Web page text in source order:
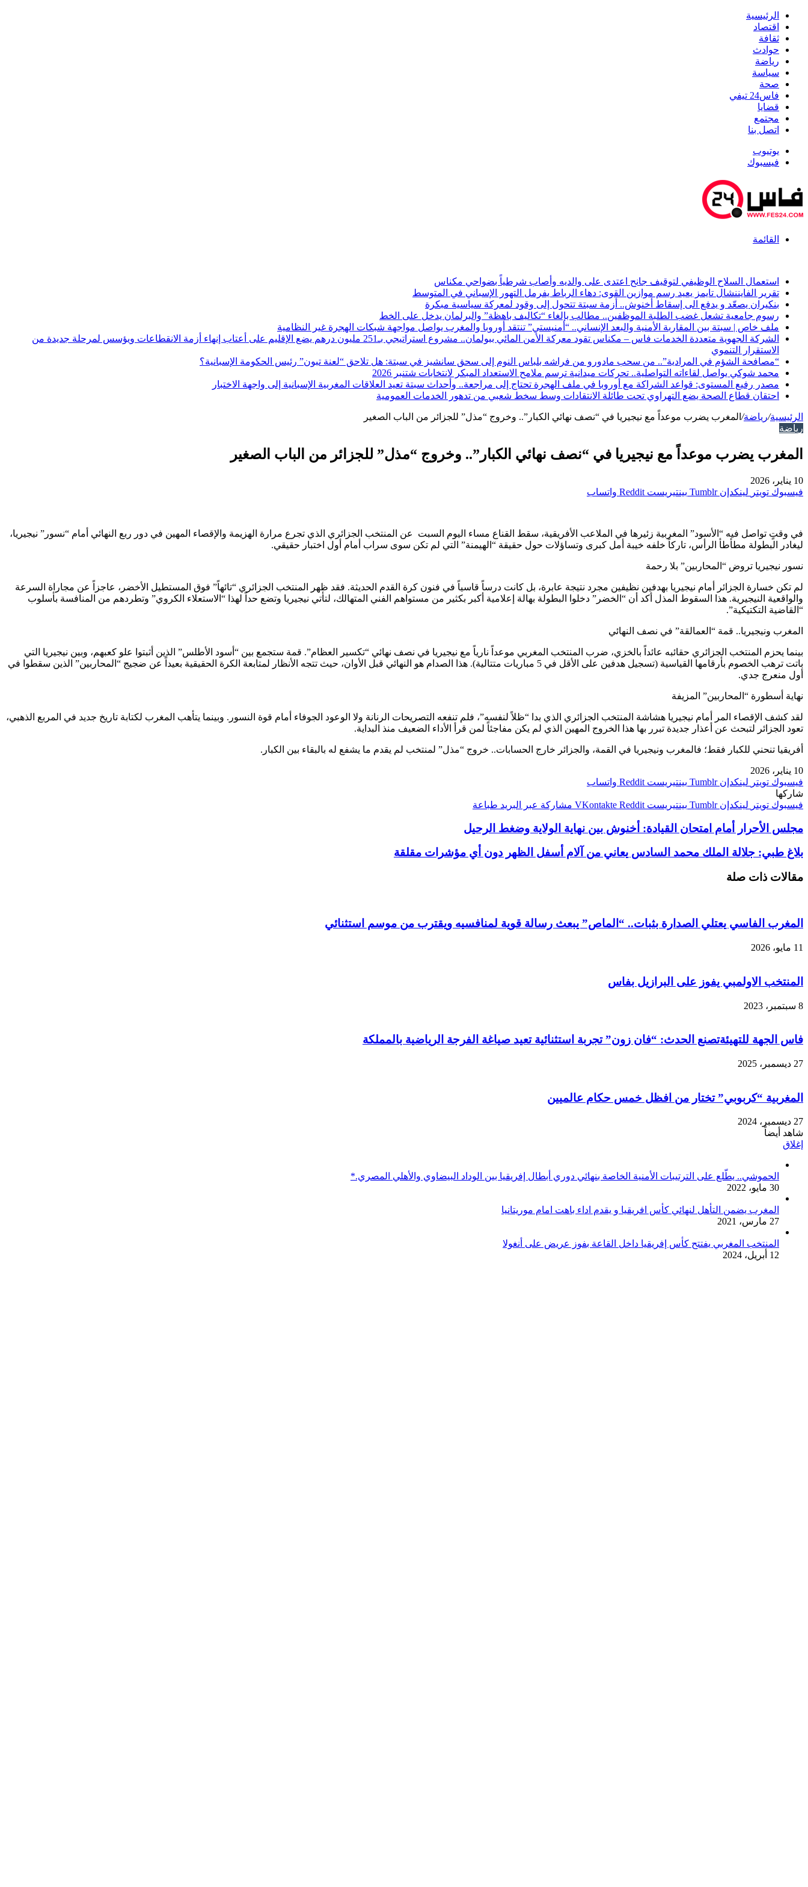
الرئيسية
اقتصاد
ثقافة
حوادث
رياضة
سياسة
صحة
فاس24 تيفي
قضايا
مجتمع
اتصل بنا
يوتيوب
فيسبوك
القائمة
استعمال السلاح الوظيفي لتوقيف جانح اعتدى على والديه وأصاب شرطياً بضواحي مكناس
تقرير الفايننشال تايمز يعيد رسم موازين القوى: دهاء الرباط يفرمل التهور الإسباني في المتوسط
بنكيران يصعّد و يدفع الى إسقاط أخنوش.. أزمة سبتة تتحول إلى وقود لمعركة سياسية مبكرة
رسوم جامعية تشعل غضب الطلبة الموظفين.. مطالب بإلغاء “تكاليف باهظة” والبرلمان يدخل على الخط
ملف خاص | سبتة بين المقاربة الأمنية والبعد الإنساني.. “أمنيستي” تنتقد أوروبا والمغرب يواصل مواجهة شبكات الهجرة غير النظامية
الشركة الجهوية متعددة الخدمات فاس – مكناس تقود معركة الأمن المائي ببولمان.. مشروع استراتيجي بـ251 مليون درهم يضع الإقليم على أعتاب إنهاء أزمة الانقطاعات ويؤسس لمرحلة جديدة من
الاستقرار التنموي
“مصافحة الشؤم في المرادية”.. من سحب مادورو من فراشه بلباس النوم إلى سحق سانشيز في سبتة: هل تلاحق “لعنة تبون” رئيس الحكومة الإسبانية؟
محمد شوكي يواصل لقاءاته التواصلية.. تحركات ميدانية ترسم ملامح الاستعداد المبكر لانتخابات شتنبر 2026
مصدر رفيع المستوى: قواعد الشراكة مع أوروبا في ملف الهجرة تحتاج إلى مراجعة.. وأحداث سبتة تعيد العلاقات المغربية الإسبانية إلى واجهة الاختبار
احتقان قطاع الصحة يضع التهراوي تحت طائلة الانتقادات وسط سخط شعبي من تدهور الخدمات العمومية
الرئيسية/رياضة/ المغرب يضرب موعداً مع نيجيريا في “نصف نهائي الكبار”.. وخروج “مذل” للجزائر من الباب الصغير
رياضة
المغرب يضرب موعداً مع نيجيريا في “نصف نهائي الكبار”.. وخروج “مذل” للجزائر من الباب الصغير
10 يناير، 2026
فيسبوك تويتر لينكدإن بينتيريست واتساب
في وقتٍ تواصل فيه “الأسود” المغربية زئيرها في الملاعب الأفريقية، سقط القناع مساء اليوم السبت عن المنتخب الجزائري الذي تجرع مرارة الهزيمة والإقصاء المهين في دور ربع النهائي أمام “نسور” نيجيريا،
ليغادر البطولة مطأطأ الرأس، تاركاً خلفه خيبة أمل كبرى وتساؤلات حول حقيقة “الهيمنة” التي لم تكن سوى سراب أمام أول اختبار حقيقي.
نسور نيجيريا تروض “المحاربين” بلا رحمة
لم تكن خسارة الجزائر أمام نيجيريا بهدفين نظيفين مجرد نتيجة عابرة، بل كانت درساً قاسياً في فنون كرة القدم الحديثة. فقد ظهر المنتخب الجزائري “تائهاً” فوق المستطيل الأخضر، عاجزاً عن مجاراة السرعة
والواقعية النيجيرية. هذا السقوط المذل أكد أن “الخضر” دخلوا البطولة بهالة إعلامية أكبر بكثير من مستواهم الفني المتهالك، لتأتي نيجيريا وتضع حداً لهذا “الاستعلاء الكروي” وتطردهم من المنافسة بأسلوب
“القاضية التكتيكية”.
المغرب ونيجيريا.. قمة “العمالقة” في نصف النهائي
بينما يحزم المنتخب الجزائري حقائبه عائداً بالخزي، ضرب المنتخب المغربي موعداً نارياً مع نيجيريا في نصف نهائي “تكسير العظام”. قمة ستجمع بين “أسود الأطلس” الذين أثبتوا علو كعبهم، وبين نيجيريا التي
باتت ترهب الخصوم بأرقامها القياسية (تسجيل هدفين على الأقل في 5 مباريات متتالية). هذا الصدام هو النهائي قبل الأوان، حيث تتجه الأنظار لمتابعة الكرة الحقيقية بعيداً عن ضجيج “المحاربين” الذين سقطوا في
أول منعرج جدي.
نهاية أسطورة “المحاربين” المزيفة
لقد كشف الإقصاء المر أمام نيجيريا هشاشة المنتخب الجزائري الذي بدا “ظلاً لنفسه”، فلم تنفعه التصريحات الرنانة ولا الوعود الجوفاء أمام قوة النسور. وبينما يتأهب المغرب لكتابة تاريخ جديد في المربع الذهبي،
تعود الجزائر لتبحث عن أعذار جديدة تبرر بها هذا الخروج المهين الذي لم يكن مفاجئاً لمن قرأ الأداء الضعيف منذ البداية.
أفريقيا تنحني للكبار فقط؛ فالمغرب ونيجيريا في القمة، والجزائر خارج الحسابات.. خروج “مذل” لمنتخب لم يقدم ما يشفع له بالبقاء بين الكبار.
10 يناير، 2026
فيسبوك تويتر لينكدإن بينتيريست
واتساب
شاركها
فيسبوك تويتر لينكدإن بينتيريست مشاركة عبر البريد طباعة
مجلس الأحرار أمام امتحان القيادة: أخنوش بين نهاية الولاية وضغط الرحيل
بلاغ طبي: جلالة الملك محمد السادس يعاني من آلام أسفل الظهر دون أي مؤشرات مقلقة
مقالات ذات صلة
المغرب الفاسي يعتلي الصدارة بثبات.. “الماص” يبعث رسالة قوية لمنافسيه ويقترب من موسم استثنائي
11 مايو، 2026
المنتخب الاولمبي يفوز على البرازيل بفاس
8 سبتمبر، 2023
فاس الجهة للتهيئةتصنع الحدث: “فان زون” تجربة استثنائية تعيد صياغة الفرجة الرياضية بالمملكة
27 ديسمبر، 2025
المغربية “كربوبي” تختار من افظل خمس حكام عالميين
27 ديسمبر، 2024
شاهد أيضاً
إغلاق
الحموشي.. يطّلع على الترتيبات الأمنية الخاصة بنهائي دوري أبطال إفريقيا بين الوداد البيضاوي والأهلي المصري.*
30 مايو، 2022
المغرب يضمن التأهل لنهائي كأس افريقيا و يقدم اداء باهت امام موريتانيا
27 مارس، 2021
المنتخب المغربي يفتتح كأس إفريقيا داخل القاعة بفوز عريض على أنغولا
12 أبريل، 2024